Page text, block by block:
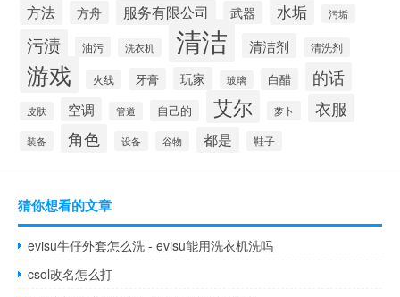
方法 方舟 服务有限公司 武器 水垢 污垢
污渍 油污 洗衣机 清洁 清洁剂 清洗剂
游戏 火线 牙膏 玩家 玻璃 白醋 的话
皮肤 空调 管道 自己的 艾尔 萝卜 衣服
装备 角色 设备 谷物 都是 鞋子
猜你想看的文章
evisu牛仔外套怎么洗 - evisu能用洗衣机洗吗
csol改名怎么打